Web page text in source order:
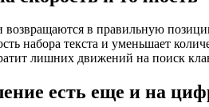
возвращаются в правильную
набора текста и уменьшает
лишних движений на поиск
есть еще и на